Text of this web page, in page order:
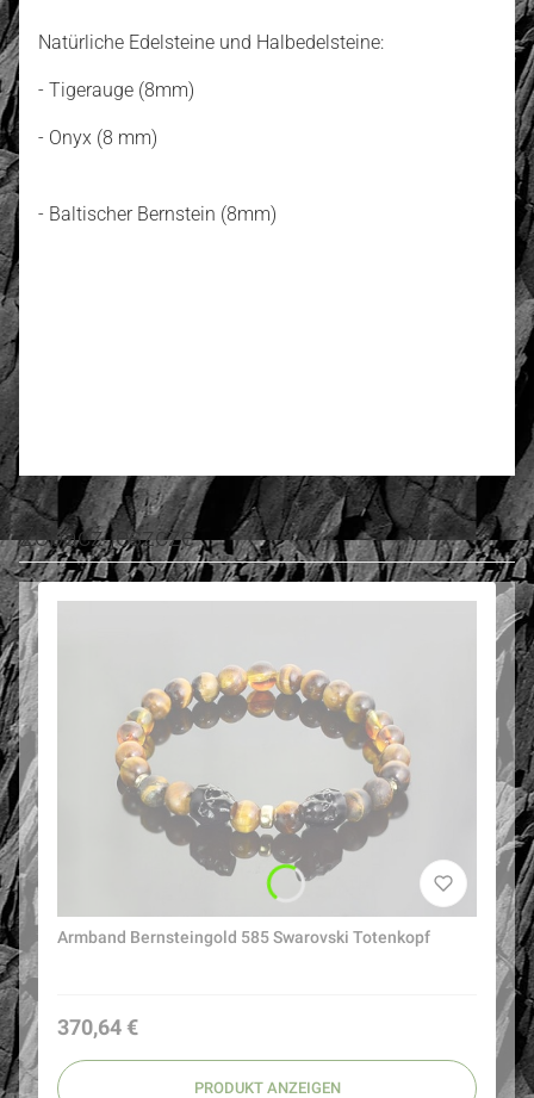
Natürliche Edelsteine und Halbedelsteine:
- Tigerauge (8mm)
- Onyx (8 mm)
- Baltischer Bernstein (8mm)
Zobacz jeszcze
Armband Bernsteingold 585 Swarovski Totenkopf
Preis
370,64 €
PRODUKT ANZEIGEN